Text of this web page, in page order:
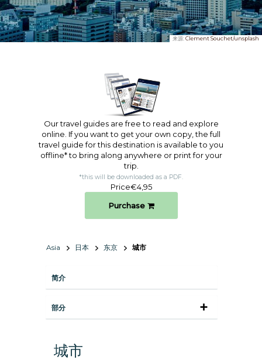
来源:Clement Souchet/unsplash
Our travel guides are free to read and explore
online. If you want to get your own copy, the full
travel guide for this destination is available to you
offline* to bring along anywhere or print for your
trip.​
*this will be downloaded as a PDF.
Price€4,95
Purchase
Asia 日本 东京 城市
简介
部分
城市